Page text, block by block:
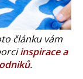
článku vám
inspirace a
.